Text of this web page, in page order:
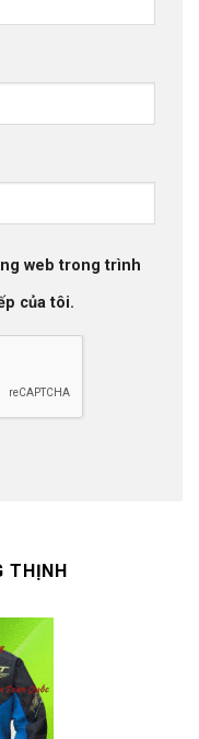
web trong trình
của tôi.
THỊNH